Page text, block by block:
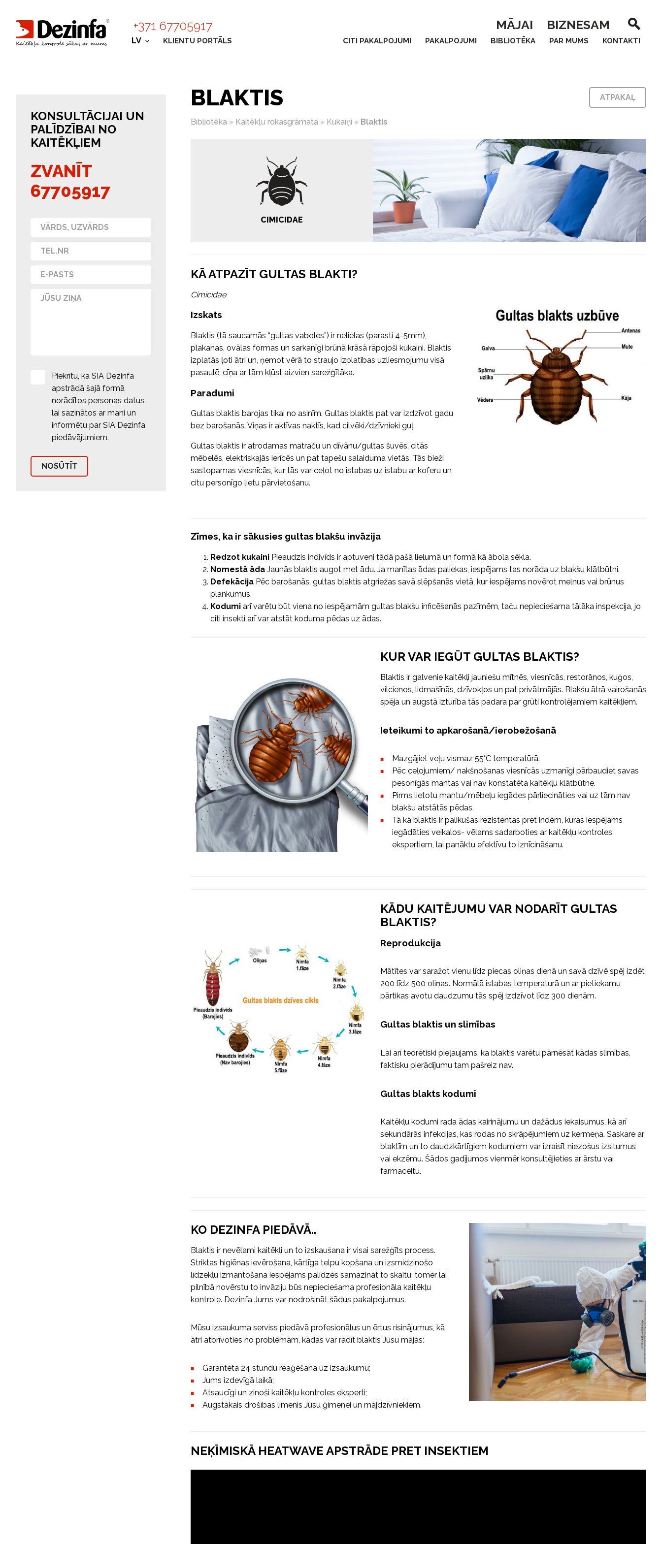
+371 67705917
LV KLIENTU PORTĀLS
MĀJAI BIZNESAM
CITI PAKALPOJUMI PAKALPOJUMI BIBLIOTĒKA PAR MUMS KONTAKTI
BLAKTIS ATPAKAĻ
Bibliotēka » Kaitēkļu rokasgrāmata » Kukaiņi » Blaktis
CIMICIDAE
KĀ ATPAZĪT GULTAS BLAKTI?
Cimicidae
Izskats
Blaktis (tā saucamās “gultas vaboles”) ir nelielas (parasti 4-5mm),
plakanas, ovālas formas un sarkanīgi brūnā krāsā rāpojoši kukaiņi. Blaktis
izplatās ļoti ātri un, ņemot vērā to straujo izplatības uzliesmojumu visā
pasaulē, cīņa ar tām kļūst aizvien sarežģītāka.
Paradumi
Gultas blaktis barojas tikai no asinīm. Gultas blaktis pat var izdzīvot gadu
bez barošanās. Viņas ir aktīvas naktīs, kad cilvēki/dzīvnieki guļ.
Gultas blaktis ir atrodamas matraču un dīvānu/gultas šuvēs, citās
mēbelēs, elektriskajās ierīcēs un pat tapešu salaiduma vietās. Tās bieži
sastopamas viesnīcās, kur tās var ceļot no istabas uz istabu ar koferu un
citu personīgo lietu pārvietošanu.
Zīmes, ka ir sākusies gultas blakšu invāzija
Redzot kukaini Pieaudzis indivīds ir aptuveni tādā pašā lielumā un formā kā ābola sēkla.
Nomestā āda Jaunās blaktis augot met ādu. Ja manītas ādas paliekas, iespējams tas norāda uz blakšu klātbūtni.
Defekācija Pēc barošanās, gultas blaktis atgriežas savā slēpšanās vietā, kur iespējams novērot melnus vai brūnus
plankumus.
Kodumi arī varētu būt viena no iespējamām gultas blakšu inficēšanās pazīmēm, taču nepieciešama tālāka inspekcija, jo
citi insekti arī var atstāt koduma pēdas uz ādas.
KUR VAR IEGŪT GULTAS BLAKTIS?
Blaktis ir galvenie kaitēkļi jauniešu mītnēs, viesnīcās, restorānos, kuģos,
vilcienos, lidmašīnās, dzīvokļos un pat privātmājās. Blakšu ātrā vairošanās
spēja un augstā izturība tās padara par grūti kontrolējamiem kaitēkļiem.
Ieteikumi to apkarošanā/ierobežošanā
Mazgājiet veļu vismaz 55°C temperatūrā.
Pēc ceļojumiem/ nakšņošanas viesnīcās uzmanīgi pārbaudiet savas
pesonīgās mantas vai nav konstatēta kaitēkļu klātbūtne.
Pirms lietotu mantu/mēbeļu iegādes pārliecināties vai uz tām nav
blakšu atstātās pēdas.
Tā kā blaktis ir palikušas rezistentas pret indēm, kuras iespējams
iegādāties veikalos- vēlams sadarboties ar kaitēkļu kontroles
ekspertiem, lai panāktu efektīvu to iznīcināšanu.
KĀDU KAITĒJUMU VAR NODARĪT GULTAS
BLAKTIS?
Reprodukcija
Mātītes var saražot vienu līdz piecas oliņas dienā un savā dzīvē spēj izdēt
200 līdz 500 oliņas. Normālā istabas temperaturā un ar pietiekamu
pārtikas avotu daudzumu tās spēj izdzīvot līdz 300 dienām.
Gultas blaktis un slimības
Lai arī teorētiski pieļaujams, ka blaktis varētu pārnēsāt kādas slimības,
faktisku pierādījumu tam pašreiz nav.
Gultas blakts kodumi
Kaitēkļu kodumi rada ādas kairinājumu un dažādus iekaisumus, kā arī
sekundārās infekcijas, kas rodas no skrāpējumiem uz ķermeņa. Saskare ar
blaktīm un to daudzkārtīgiem kodumiem var izraisīt niezošus izsitumus
vai ekzēmu. Šādos gadījumos vienmēr konsultējieties ar ārstu vai
farmaceitu.
KO DEZINFA PIEDĀVĀ..
Blaktis ir nevēlami kaitēkļi un to izskaušana ir visai sarežģīts process.
Striktas higiēnas ievērošana, kārtīga telpu kopšana un izsmidzinošo
līdzekļu izmantošana iespējams palīdzēs samazināt to skaitu, tomēr lai
pilnībā novērstu to invāziju būs nepieciešama profesionāla kaitēkļu
kontrole. Dezinfa Jums var nodrošināt šādus pakalpojumus.
Mūsu izsaukuma serviss piedāvā profesionālus un ērtus risinājumus, kā
ātri atbrīvoties no problēmām, kādas var radīt blaktis Jūsu mājās:
Garantēta 24 stundu reaģēšana uz izsaukumu;
Jums izdevīgā laikā;
Atsaucīgi un zinoši kaitēkļu kontroles eksperti;
Augstākais drošības līmenis Jūsu ģimenei un mājdzīvniekiem.
NEĶĪMISKĀ HEATWAVE APSTRĀDE PRET INSEKTIEM
KONSULTĀCIJAI UN
PALĪDZĪBAI NO
KAITĒKĻIEM
ZVANĪT
67705917
Piekrītu, ka SIA Dezinfa
apstrādā šajā formā
norādītos personas datus,
lai sazinātos ar mani un
informētu par SIA Dezinfa
piedāvājumiem.